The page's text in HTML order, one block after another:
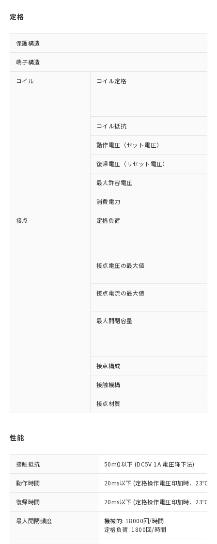
定格
保護構造
端子構造
コイル コイル定格
コイル抵抗
動作電圧（セット電圧）
復帰電圧（リセット電圧）
最大許容電圧
消費電力
接点 定格負荷
接点電圧の最大値
接点電流の最大値
最大開閉容量
接点構成
接触機構
接点材質
性能
接触抵抗 50mΩ以下 (DC5V 1A 電圧降下法)
動作時間 20ms以下 (定格操作電圧印加時、23℃、
復帰時間 20ms以下 (定格操作電圧印加時、23℃、
最大開閉頻度
機械的: 18000回/時間
定格負荷: 1800回/時間
ご利用条件
ご利用ください。
本サービスは、当社制御機器事業取扱
商品の当社在庫状況および標準価格
(税抜)を提供させていただくもので
当社制御機器事業取扱商品の中には、
本サービスの対象外となる商品もある
ことをご了承ください。
非含有に対応した製品が提供可能な商品で
対応予定：EU RoHS指令（10物質）の非含
調査・確認中：EU RoHS指令（10物質）の
非含有の対応状況を調査中または確認中の
非該当品：ライセンス料など無形物で、有
害物質有無と関係のない商品です。
仕入先様の事情により、非含有部品として
いたものが、含有品と判明した場合などや
むを得ず変更することがあります。
※1 中国RoHS○×表
「○」：最大均質材料含有率が中国RoHSの
基準値以下であることを示します。
「×」：最大均質材料含有率が中国RoHSの
基準値を超えていることを示します。
「－」：未確認です。当社販売部門へお問
当社は、これら貴社製品のうち、外国